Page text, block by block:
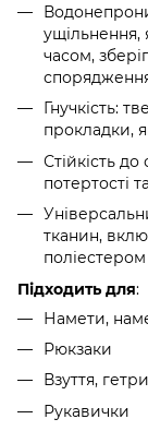
ущільнення,
часом,
Гнучкість:
прокладки,
Стійкість
потертості
тканин,
поліестером
Підходить для:
Намети,
Рюкзаки
Взуття,
Рукавички